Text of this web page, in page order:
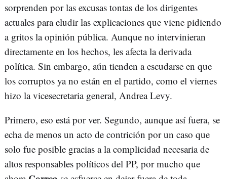
sorprenden por las excusas tontas de los dirigentes
actuales para eludir las explicaciones que viene pidiendo
a gritos la opinión pública. Aunque no intervinieran
directamente en los hechos, les afecta la derivada
política. Sin embargo, aún tienden a escudarse en que
los corruptos ya no están en el partido, como el viernes
hizo la vicesecretaria general, Andrea Levy.
Primero, eso está por ver. Segundo, aunque así fuera, se
echa de menos un acto de contrición por un caso que
solo fue posible gracias a la complicidad necesaria de
altos responsables políticos del PP, por mucho que